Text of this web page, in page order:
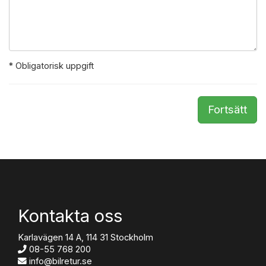
* Obligatorisk uppgift
Fortsätt
Kontakta oss
Karlavägen 14 A, 114 31 Stockholm
08-55 768 200
info@bilretur.se